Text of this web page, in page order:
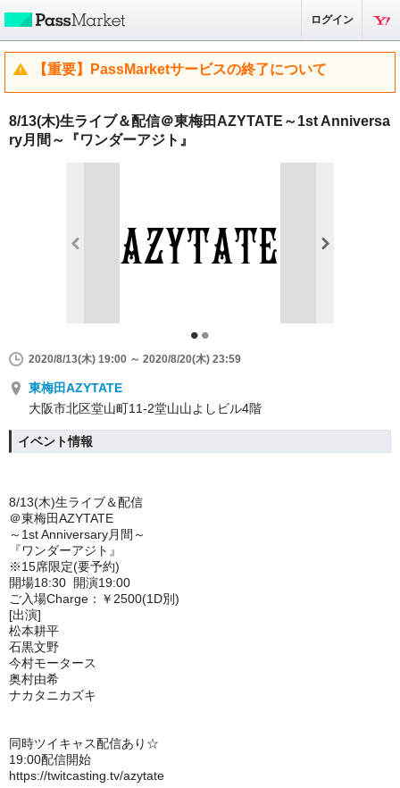
ログイン
【重要】PassMarketサービスの終了について
8/13(木)生ライブ＆配信＠東梅田AZYTATE～1st Anniversa
ry月間～『ワンダーアジト』
2020/8/13(木) 19:00 ～ 2020/8/20(木) 23:59
東梅田AZYTATE
大阪市北区堂山町11-2堂山山よしビル4階
イベント情報
8/13(木)生ライブ＆配信
＠東梅田AZYTATE
～1st Anniversary月間～
『ワンダーアジト』
※15席限定(要予約)
開場18:30 開演19:00
ご入場Charge：￥2500(1D別)
[出演]
松本耕平
石黒文野
今村モータース
奥村由希
ナカタニカズキ
同時ツイキャス配信あり☆
19:00配信開始
https://twitcasting.tv/azytate